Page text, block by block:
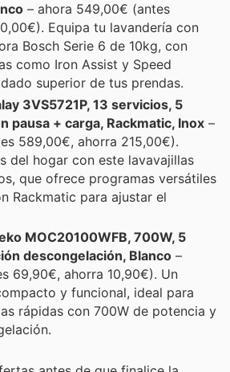
– ahora 549,00€ (antes
Equipa tu lavandería con
Bosch Serie 6 de 10kg, con
como Iron Assist y Speed
superior de tus prendas.
3VS5721P, 13 servicios, 5
pausa + carga, Rackmatic, Inox –
589,00€, ahorra 215,00€).
del hogar con este lavavajillas
que ofrece programas versátiles
Rackmatic para ajustar el
MOC20100WFB, 700W, 5
descongelación, Blanco –
69,90€, ahorra 10,90€). Un
y funcional, ideal para
rápidas con 700W de potencia y